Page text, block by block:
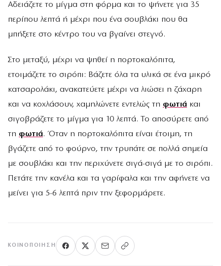
Αδειάζετε το μίγμα στη φόρμα και το ψήνετε για 35
περίπου λεπτά ή μέχρι που ένα σουβλάκι που θα
μπήξετε στο κέντρο του να βγαίνει στεγνό.
Στο μεταξύ, μέχρι να ψηθεί η πορτοκαλόπιτα,
ετοιμάζετε το σιρόπι: Βάζετε όλα τα υλικά σε ένα μικρό
κατσαρολάκι, ανακατεύετε μέχρι να λιώσει η ζάχαρη
και να κοχλάσουν, χαμηλώνετε εντελώς τη φωτιά και
σιγοβράζετε το μίγμα για 10 λεπτά. Το αποσύρετε από
τη φωτιά. Όταν η πορτοκαλόπιτα είναι έτοιμη, τη
βγάζετε από το φούρνο, την τρυπάτε σε πολλά σημεία
με σουβλάκι και την περιχύνετε σιγά-σιγά με το σιρόπι.
Πετάτε την κανέλα και τα γαρίφαλα και την αφήνετε να
μείνει για 5-6 λεπτά πριν την ξεφορμάρετε.
ΚΟΙΝΟΠΟΊΗΣΗ